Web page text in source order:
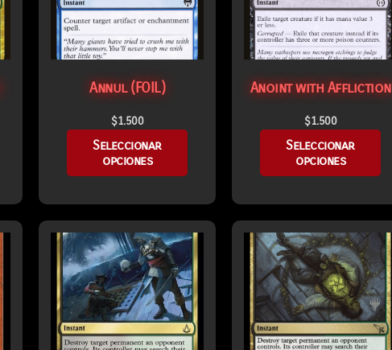
Annul (FOIL)
$1.500
Seleccionar
opciones
Anoint with Affliction
$1.500
Seleccionar
opciones